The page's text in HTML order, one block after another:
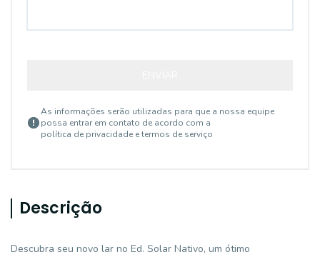
As informações serão utilizadas para que a nossa equipe
possa entrar em contato de acordo com a
política de privacidade e termos de serviço
Descrição
Descubra seu novo lar no Ed. Solar Nativo, um ótimo